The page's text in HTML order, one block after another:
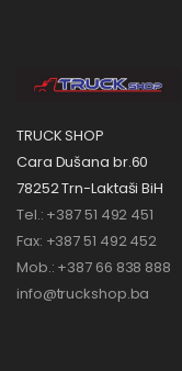
TRUCK SHOP
Cara Dušana br.60
78252 Trn-Laktaši BiH
Tel.: +387 51 492 451
Fax: +387 51 492 452
Mob.: +387 66 838 888
info@truckshop.ba